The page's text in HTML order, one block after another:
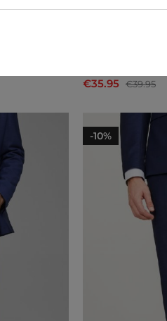
€35.95 €39.95
-10%